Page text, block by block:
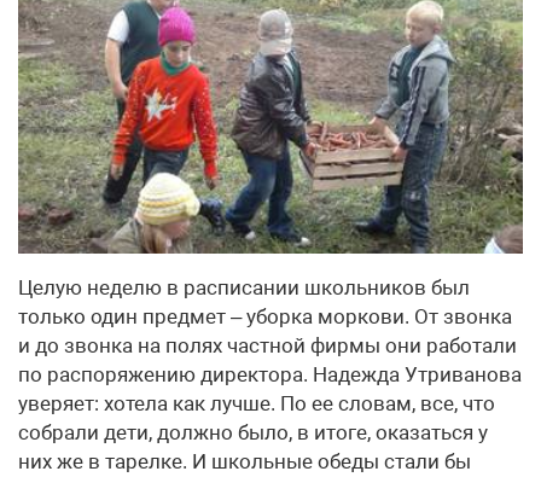
Целую неделю в расписании школьников был
только один предмет – уборка моркови. От звонка
и до звонка на полях частной фирмы они работали
по распоряжению директора. Надежда Утриванова
уверяет: хотела как лучше. По ее словам, все, что
собрали дети, должно было, в итоге, оказаться у
них же в тарелке. И школьные обеды стали бы